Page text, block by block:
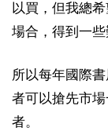
以買，但我總
場合，得到一些
所以每年國際
者可以搶先市
者。